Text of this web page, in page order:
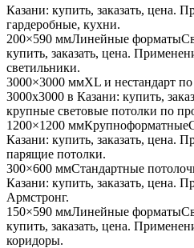
Казани: купить, заказать, цена.
гардеробные, кухни.
200×590 ммЛинейные форматы
купить, заказать, цена.
светильники.
3000×3000 ммXL и нестандарт
3000x3000 в Казани: купить,
крупные световые потолки по
1200×1200 ммКрупноформатные
Казани: купить, заказать, цена.
парящие потолки.
300×600 ммСтандартные
Казани: купить, заказать, цена.
Армстронг.
150×590 ммЛинейные форматы
купить, заказать, цена.
коридоры.